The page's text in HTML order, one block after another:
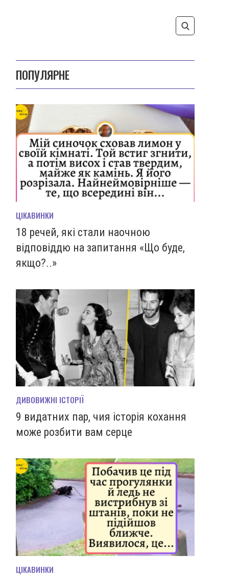
ПОПУЛЯРНЕ
ЦІКАВИНКИ
18 речей, які стали наочною
відповіддю на запитання «Що буде,
якщо?..»
ДИВОВИЖНІ ІСТОРІЇ
9 видатних пар, чия історія кохання
може розбити вам серце
ЦІКАВИНКИ